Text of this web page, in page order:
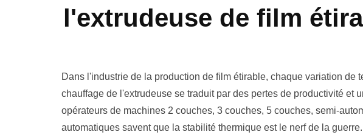
l'extrudeuse de film
Dans l'industrie de la production de film étirable, chaque variation de
chauffage de l'extrudeuse se traduit par des pertes de productivité et
opérateurs de machines 2 couches, 3 couches, 5 couches, semi-
automatiques savent que la stabilité thermique est le nerf de la